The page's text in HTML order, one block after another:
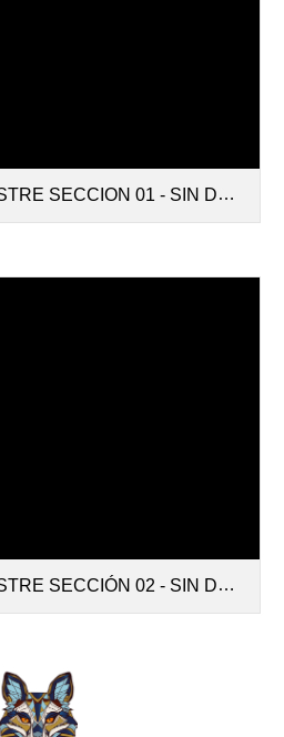
01 - SIN DOCENTES.pdf
02 - SIN DOCENTES.pdf